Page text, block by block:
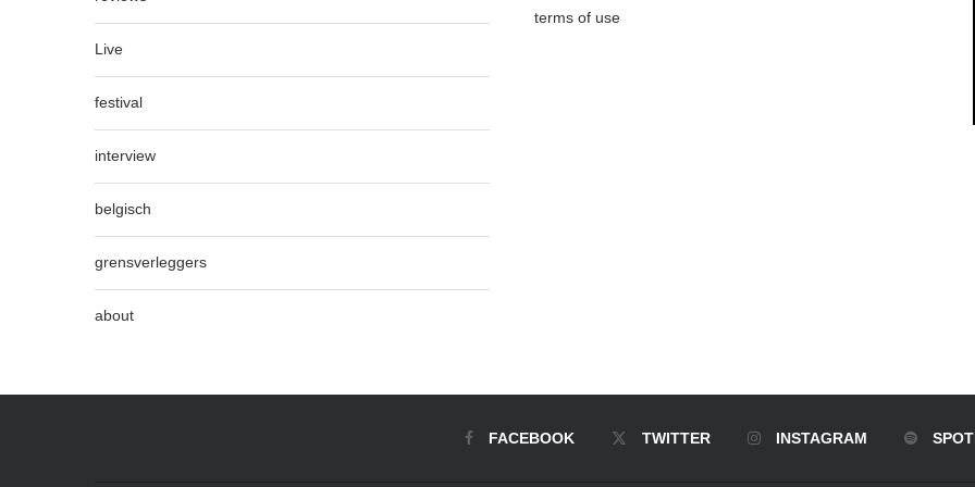
Live
festival
interview
belgisch
grensverleggers
about
terms of use
FACEBOOK TWITTER INSTAGRAM